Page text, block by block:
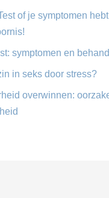
of je symptomen
symptomen en
in seks door stress?
overwinnen: